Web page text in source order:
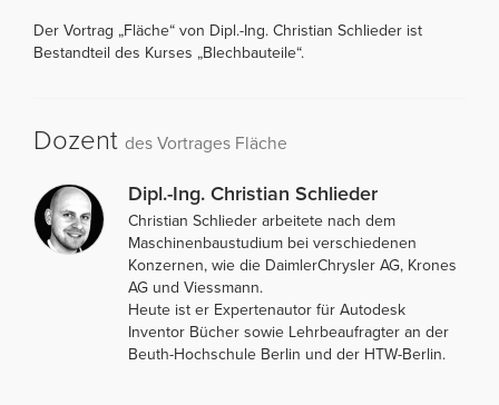
Der Vortrag „Fläche“ von Dipl.-Ing. Christian Schlieder ist
Bestandteil des Kurses „Blechbauteile“.
Dozent des Vortrages Fläche
Dipl.-Ing. Christian Schlieder
Christian Schlieder arbeitete nach dem
Maschinenbaustudium bei verschiedenen
Konzernen, wie die DaimlerChrysler AG, Krones
AG und Viessmann.
Heute ist er Expertenautor für Autodesk
Inventor Bücher sowie Lehrbeaufragter an der
Beuth-Hochschule Berlin und der HTW-Berlin.